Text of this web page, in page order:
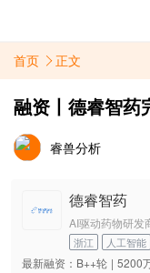
首页 正文
融资丨德睿智药
睿兽分析
德睿智药
AI驱动药物研发
浙江 人工智能
最新融资： B++轮 | 5200